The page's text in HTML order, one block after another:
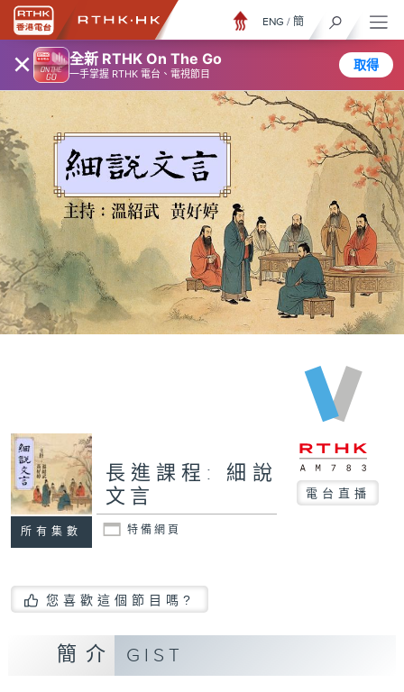
× 全新 RTHK On The Go
一手掌握 RTHK 電台、電視節目
取得
ENG / 簡
所有集數
長進課程: 細說
文言
電台直播
特備網頁
您喜歡這個節目嗎?
簡介 GIST